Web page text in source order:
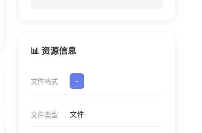
📊 资源信息
文件格式 -
文件类型 文件